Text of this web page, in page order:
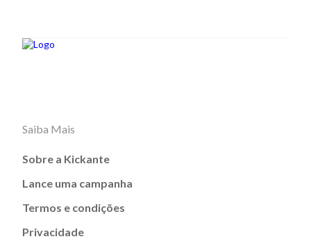
Saiba Mais
Sobre a Kickante
Lance uma campanha
Termos e condições
Privacidade